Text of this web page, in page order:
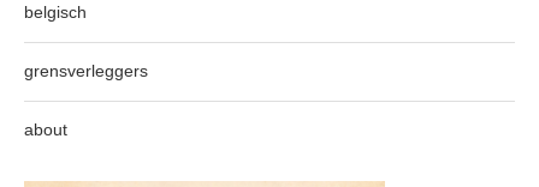
belgisch
grensverleggers
about